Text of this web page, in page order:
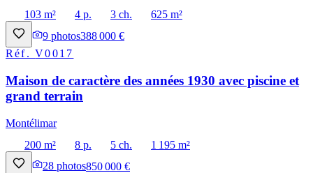
103 m²
4 p. 3 ch.
625 m²
9 photos388 000 €
Réf.V0017
Maison de caractère des années 1930 avec piscine et
grand terrain
Montélimar
200 m²
8 p. 5 ch.
1 195 m²
28 photos850 000 €